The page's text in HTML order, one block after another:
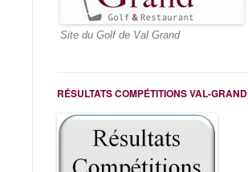
Site du Golf de Val Grand
RÉSULTATS COMPÉTITIONS VAL-GRAND